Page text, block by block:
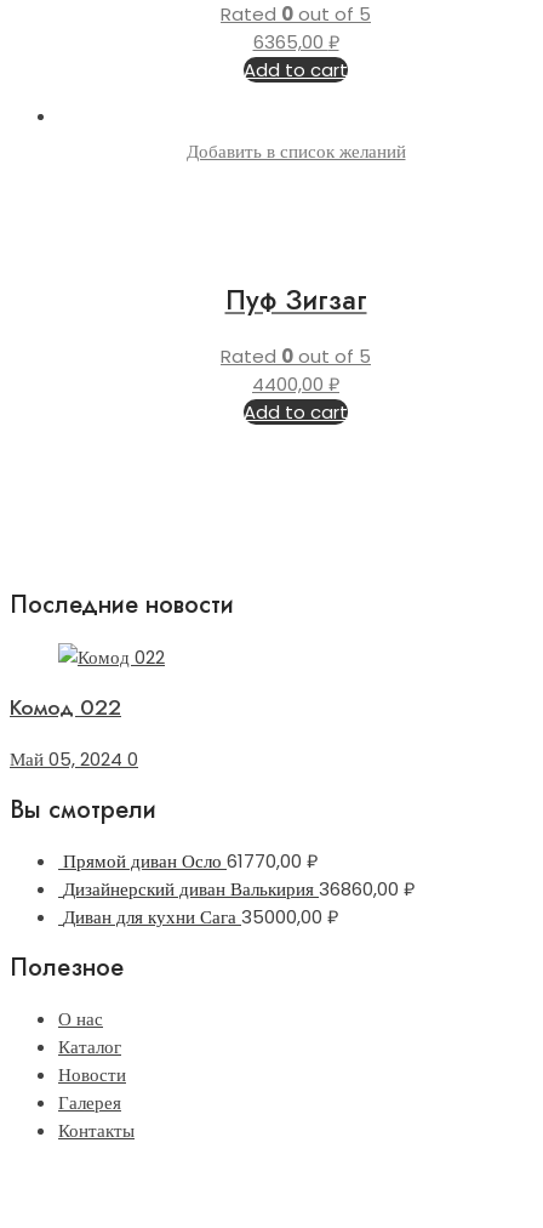
Rated 0out of 5
6365,00 ₽
Add to cart
Добавить в список желаний
Пуф Зигзаг
Rated 0out of 5
4400,00 ₽
Add to cart
Последние новости
Комод 022
Май 05, 2024 0
Вы смотрели
Прямой диван Осло 61770,00 ₽
Дизайнерский диван Валькирия36860,00 ₽
Диван для кухни Сага35000,00 ₽
Полезное
О нас
Каталог
Новости
Галерея
Контакты